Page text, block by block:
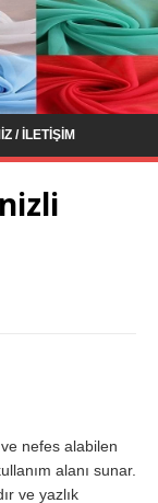
/ İLETIŞIM
nefes alabilen
alanı sunar.
ve yazlık